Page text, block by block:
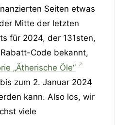
Seiten etwas
Mitte der letzten
für 2024, der 131sten,
Code bekannt,
„Ätherische Öle“
zum 2. Januar 2024
kann. Also los, wir
viele